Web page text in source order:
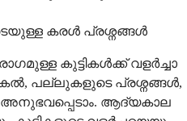
കരൾ പ്രശ്നങ്ങൾ
കുട്ടികൾക്ക് വളർച്ചാ
പല്ലുകളുടെ പ്രശ്നങ്ങൾ,
അനുഭവപ്പെടാം. ആദ്യകാല